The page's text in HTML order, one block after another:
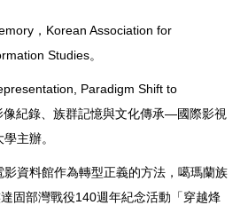
，Korean Association for
Studies。
Paradigm Shift to
紀錄、族群記憶與文化傳承—國際影視
主辦。
資料館作為轉型正義的方法，噶瑪蘭族
固部灣戰役140週年紀念活動「穿越烽